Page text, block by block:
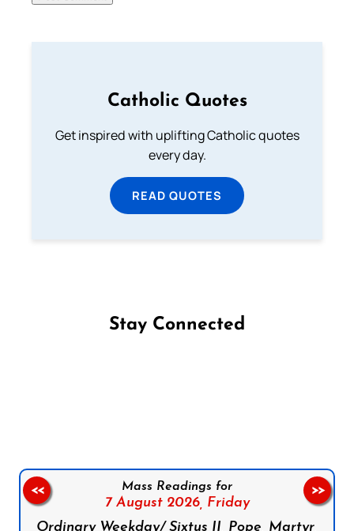
Catholic Quotes
Get inspired with uplifting Catholic quotes
every day.
READ QUOTES
Stay Connected
Mass Readings for
7 August 2026, Friday
Ordinary Weekday/ Sixtus II, Pope, Martyr,
<< >>